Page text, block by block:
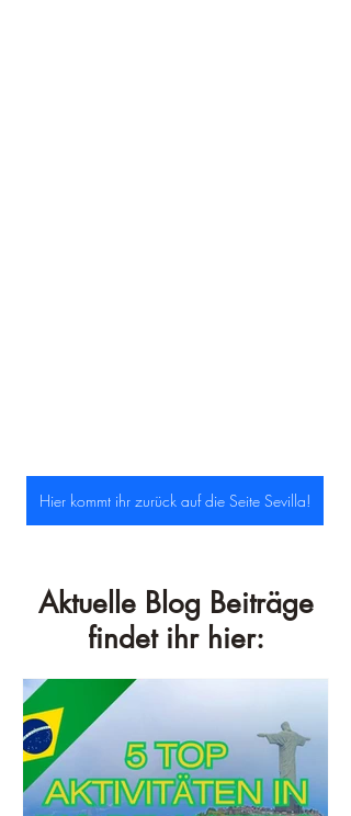
Hier kommt ihr zurück auf die Seite Sevilla!
Aktuelle Blog Beiträge
findet ihr hier: